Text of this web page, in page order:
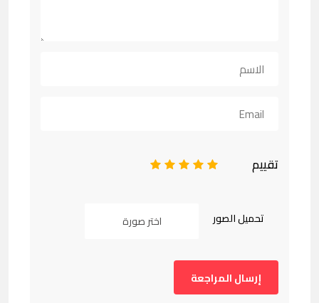
تقييم 5
4
3
2
تحميل الصور اختر صورة